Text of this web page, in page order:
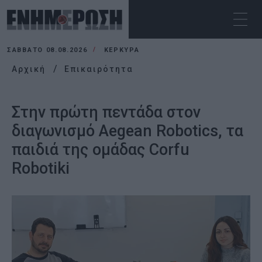
ΣΆΒΒΑΤΟ 08.08.2026 ΚΕΡΚΥΡΑ
Αρχική Επικαιρότητα
Στην πρώτη πεντάδα στον
διαγωνισμό Aegean Robotics, τα
παιδιά της ομάδας Corfu
Robotiki